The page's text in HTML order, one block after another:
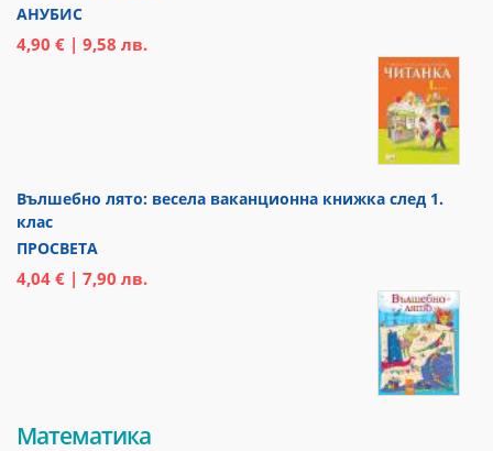
АНУБИС
4,90 € | 9,58 лв.
Вълшебно лято: весела ваканционна книжка след 1.
клас
ПРОСВЕТА
4,04 € | 7,90 лв.
Математика